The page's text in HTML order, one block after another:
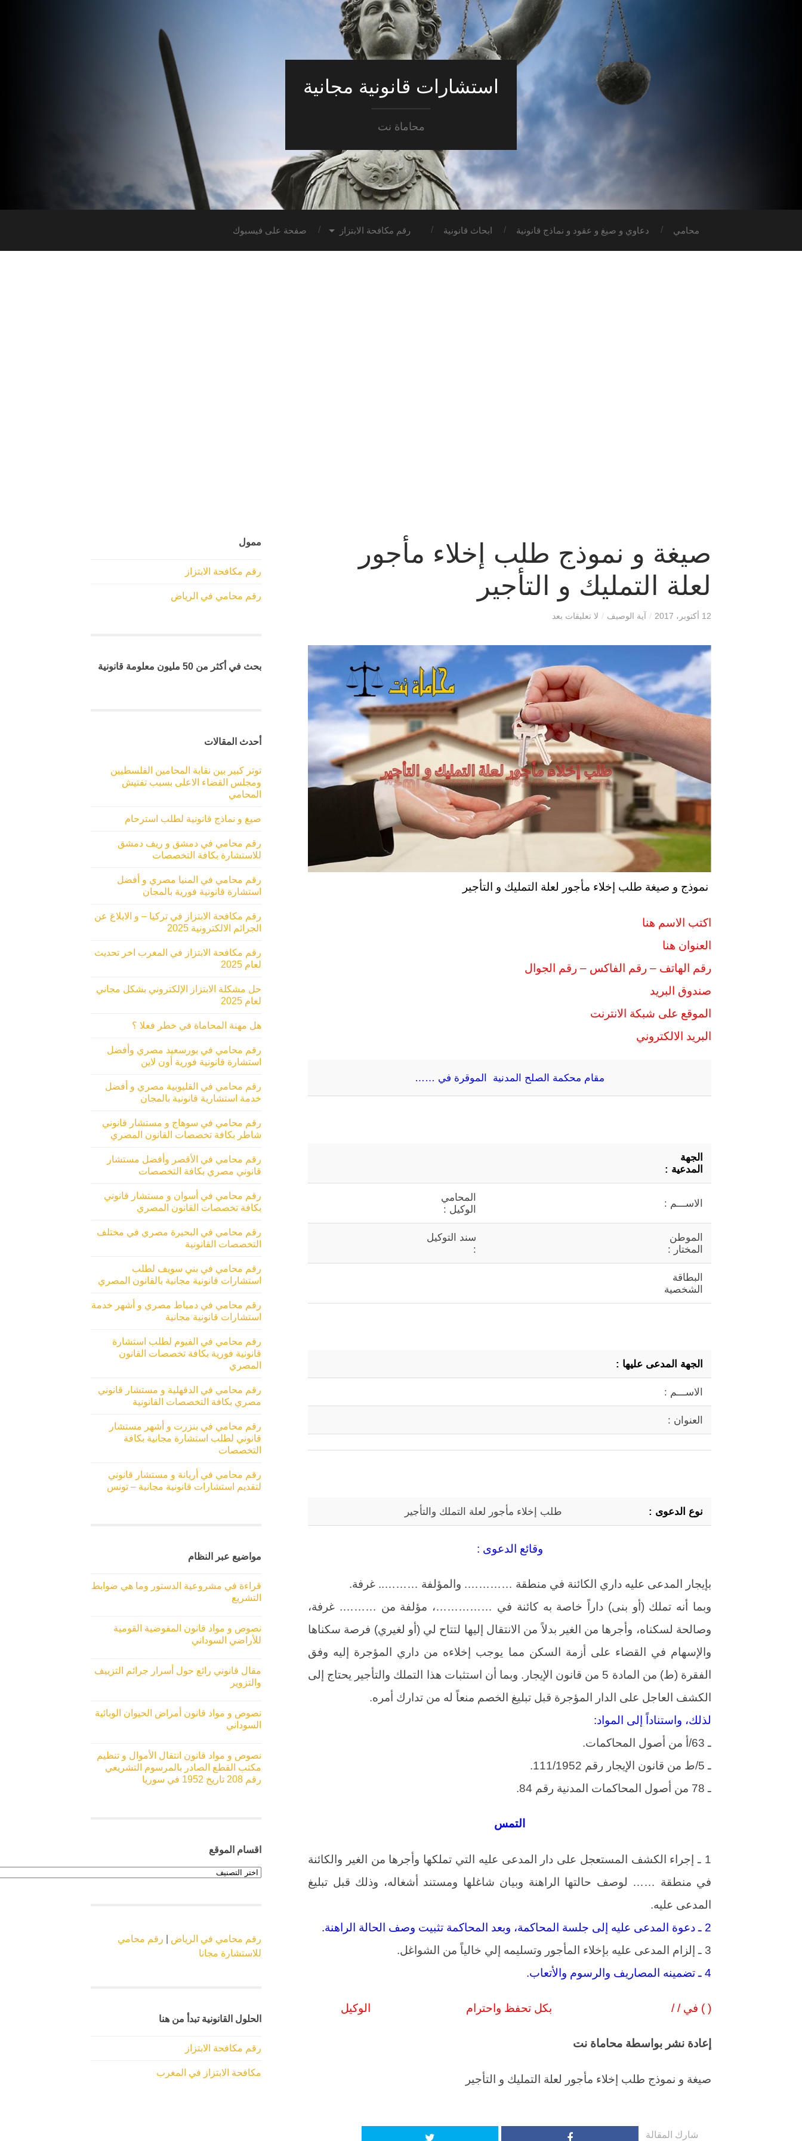
استشارات قانونية مجانية
محاماة نت
محامي دعاوي و صيغ و عقود و نماذج قانونية ابحاث قانونية رقم مكافحة الابتزاز صفحة على فيسبوك
صيغة و نموذج طلب إخلاء مأجور
لعلة التمليك و التأجير
12 أكتوبر، 2017 / آية الوصيف / لا تعليقات بعد
نموذج و صيغة طلب إخلاء مأجور لعلة التمليك و التأجير
اكتب الاسم هنا
العنوان هنا
رقم الهاتف – رقم الفاكس – رقم الجوال
صندوق البريد
الموقع على شبكة الانترنت
البريد الالكتروني
مقام محكمة الصلح المدنية الموقرة في ……
الجهة
المدعية :
الاســـم :
المحامي
الوكيل :
الموطن
المختار :
سند التوكيل
:
البطاقة
الشخصية
الجهة المدعى عليها :
الاســـم :
العنوان :
نوع الدعوى : طلب إخلاء مأجور لعلة التملك والتأجير
وقائع الدعوى :
بإيجار المدعى عليه داري الكائنة في منطقة …………. والمؤلفة ……….. غرفة.
وبما أنه تملك (أو بنى) داراً خاصة به كائنة في ……………، مؤلفة من ………. غرفة،
وصالحة لسكناه، وأجرها من الغير بدلاً من الانتقال إليها لتتاح لي (أو لغيري) فرصة سكناها
والإسهام في القضاء على أزمة السكن مما يوجب إخلاءه من داري المؤجرة إليه وفق
الفقرة (ط) من المادة 5 من قانون الإيجار. وبما أن استثبات هذا التملك والتأجير يحتاج إلى
الكشف العاجل على الدار المؤجرة قبل تبليغ الخصم منعاً له من تدارك أمره.
لذلك، واستناداً إلى المواد:
ـ 63/أ من أصول المحاكمات.
ـ 5/ط من قانون الإيجار رقم 111/1952.
ـ 78 من أصول المحاكمات المدنية رقم 84.
التمس
1 ـ إجراء الكشف المستعجل على دار المدعى عليه التي تملكها وأجرها من الغير والكائنة
في منطقة …… لوصف حالتها الراهنة وبيان شاغلها ومستند أشغاله، وذلك قبل تبليغ
المدعى عليه.
2 ـ دعوة المدعى عليه إلى جلسة المحاكمة، وبعد المحاكمة تثبيت وصف الحالة الراهنة.
3 ـ إلزام المدعى عليه بإخلاء المأجور وتسليمه إلي خالياً من الشواغل.
4 ـ تضمينه المصاريف والرسوم والأتعاب.
( ) في / / بكل تحفظ واحترام الوكيل
إعادة نشر بواسطة محاماة نت
صيغة و نموذج طلب إخلاء مأجور لعلة التمليك و التأجير
شارك المقالة
ممول
رقم مكافحة الابتزاز
رقم محامي في الرياض
بحث في أكثر من 50 مليون معلومة قانونية
أحدث المقالات
توتر كبير بين نقابة المحامين الفلسطيين
ومجلس القضاء الاعلى بسبب تفتيش
المحامي
صيغ و نماذج قانونية لطلب استرحام
رقم محامي في دمشق و ريف دمشق
للاستشارة بكافة التخصصات
رقم محامي في المنيا مصري و أفضل
استشارة قانونية فورية بالمجان
رقم مكافحة الابتزاز في تركيا – و الابلاغ عن
الجرائم الالكترونية 2025
رقم مكافحة الابتزاز في المغرب اخر تحديث
لعام 2025
حل مشكلة الابتزاز الإلكتروني بشكل مجاني
لعام 2025
هل مهنة المحاماة في خطر فعلا ؟
رقم محامي في بورسعيد مصري وأفضل
استشارة قانونية فورية أون لاين
رقم محامي في القليوبية مصري و أفضل
خدمة استشارية قانونية بالمجان
رقم محامي في سوهاج و مستشار قانوني
شاطر بكافة تخصصات القانون المصري
رقم محامي في الأقصر وأفضل مستشار
قانوني مصري بكافة التخصصات
رقم محامي في أسوان و مستشار قانوني
بكافة تخصصات القانون المصري
رقم محامي في البحيرة مصري في مختلف
التخصصات القانونية
رقم محامي في بني سويف لطلب
استشارات قانونية مجانية بالقانون المصري
رقم محامي في دمياط مصري و أشهر خدمة
استشارات قانونية مجانية
رقم محامي في الفيوم لطلب استشارة
قانونية فورية بكافة تخصصات القانون
المصري
رقم محامي في الدقهلية و مستشار قانوني
مصري بكافة التخصصات القانونية
رقم محامي في بنزرت و أشهر مستشار
قانوني لطلب استشارة مجانية بكافة
التخصصات
رقم محامي في أريانة و مستشار قانوني
لتقديم استشارات قانونية مجانية – تونس
مواضيع عبر النظام
قراءة في مشروعية الدستور وما هي ضوابط
التشريع
نصوص و مواد قانون المفوضية القومية
للأراضي السوداني
مقال قانوني رائع حول أسرار جرائم التزييف
والتزوير
نصوص و مواد قانون أمراض الحيوان الوبائية
السوداني
نصوص و مواد قانون انتقال الأموال و تنظيم
مكتب القطع الصادر بالمرسوم التشريعي
رقم 208 تاريخ 1952 في سوريا
اقسام الموقع
اقسام
الموقع
رقم محامي في الرياض
رقم محامي
للاستشارة مجانا
الحلول القانونية تبدأ من هنا
رقم مكافحة الابتزاز
مكافحة الابتزاز في المغرب